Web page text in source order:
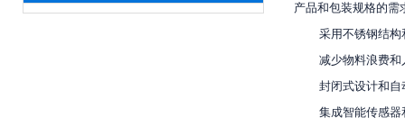
产品和包装规格的需
采用不锈钢结
减少物料浪费
封闭式设计和
集成智能传感